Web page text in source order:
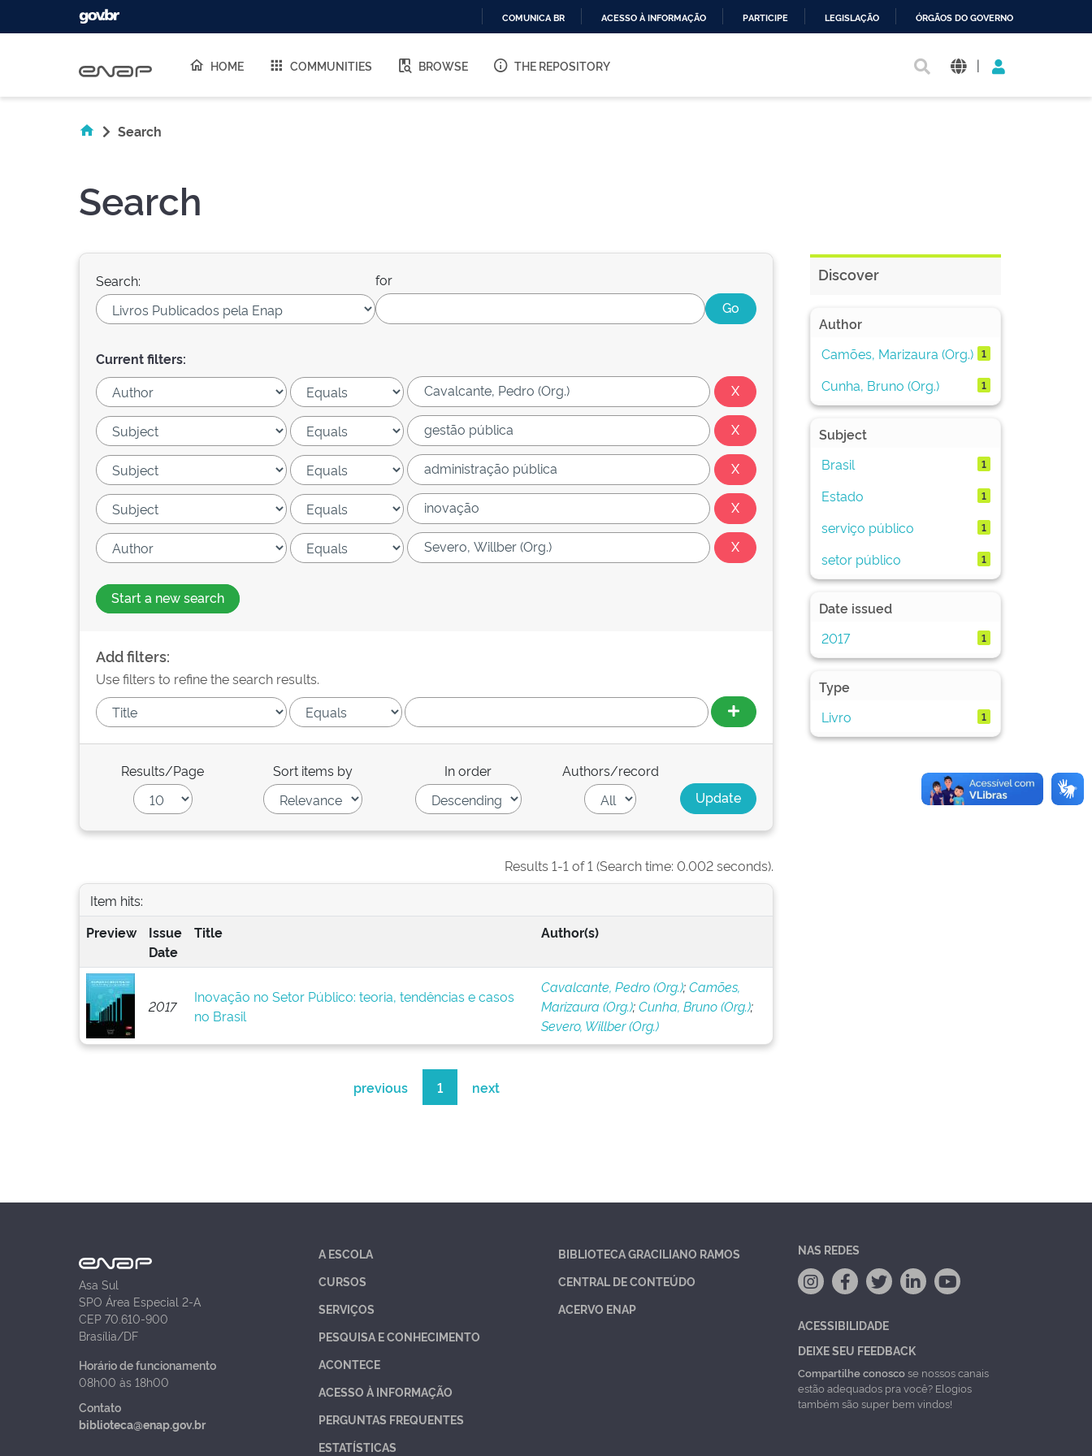
O
COMUNICA BR ACESSO À INFORMAÇÃO PARTICIPE LEGISLAÇÃO ÓRGÃOS DO GOVERNO
HOME COMMUNITIES BROWSE THE REPOSITORY |
Search
Search
Search: for
Current filters:
Start a new search
Add filters:
Use filters to refine the search results.
Results/Page Sort items by In order Authors/record
Results 1-1 of 1 (Search time: 0.002 seconds).
Item hits:
Preview
Issue
Date
Title Author(s)
2017
Inovação no Setor Público: teoria, tendências e casos
no Brasil
Cavalcante, Pedro (Org.);Camões,
Marizaura (Org.);Cunha, Bruno (Org.);
Severo, Willber (Org.)
previous 1 next
Discover
Author
Camões, Marizaura (Org.)
1
Cunha, Bruno (Org.) 1
Subject
Brasil
1
Estado 1
serviço público 1
setor público 1
Date issued
2017
1
Type
Livro
1
Asa Sul
SPO Área Especial 2-A
CEP 70.610-900
Brasília/DF
Horário de funcionamento
08h00 às 18h00
Contato
biblioteca@enap.gov.br
A ESCOLA
CURSOS
SERVIÇOS
PESQUISA E CONHECIMENTO
ACONTECE
ACESSO À INFORMAÇÃO
PERGUNTAS FREQUENTES
ESTATÍSTICAS
BIBLIOTECA GRACILIANO RAMOS
CENTRAL DE CONTEÚDO
ACERVO ENAP
NAS REDES
ACESSIBILIDADE
DEIXE SEU FEEDBACK
Compartilhe conoscose nossos canais
estão adequados pra você? Elogios
também são super bem vindos!